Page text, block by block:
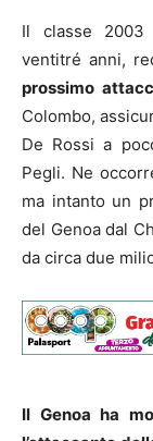
Il classe 2003
ventitré anni,
prossimo
Colombo,
De Rossi a
Pegli. Ne
ma intanto un
del Genoa dal
da circa due
Il Genoa ha